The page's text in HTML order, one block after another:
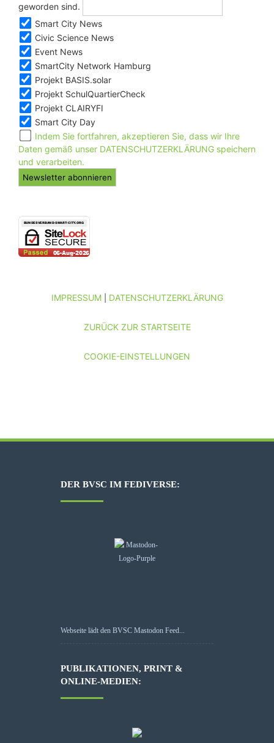
geworden sind.
Smart City News
Civic Science News
Event News
SmartCity Network Hamburg
Projekt BASIS.solar
Projekt SchulQuartierCheck
Projekt CLAIRYFI
Smart City Day
Indem Sie fortfahren, akzeptieren Sie, dass wir Ihre
Daten gemäß unser DATENSCHUTZERKLÄRUNG speichern
und verarbeiten.
IMPRESSUM| DATENSCHUTZERKLÄRUNG
ZURÜCK ZUR STARTSEITE
COOKIE-EINSTELLUNGEN
DER BVSC IM FEDIVERSE:
Webseite lädt den BVSC Mastodon Feed...
PUBLIKATIONEN, PRINT &
ONLINE-MEDIEN: